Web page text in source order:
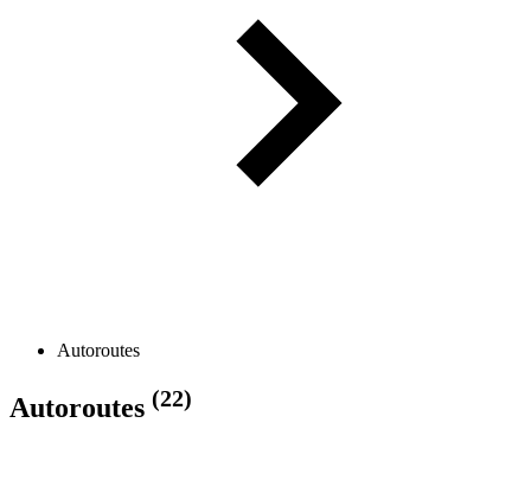
Autoroutes
Autoroutes (22)